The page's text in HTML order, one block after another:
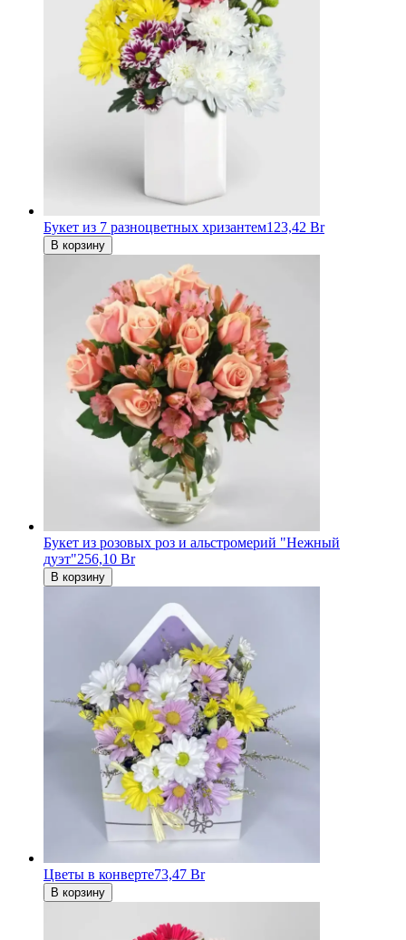
Букет из 7 разноцветных хризантем123,42 Br
В корзину
Букет из розовых роз и альстромерий "Нежный
дуэт"256,10 Br
В корзину
Цветы в конверте73,47 Br
В корзину